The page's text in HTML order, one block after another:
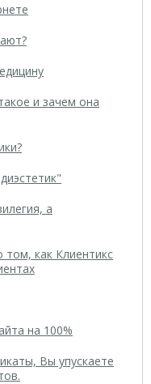
и зачем она
а
том, как Клиентикс
на 100%
Вы упускаете